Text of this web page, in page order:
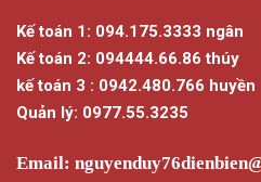
Kế toán 1: 094.175.3333 ngân
Kế toán 2: 094444.66.86 thúy
kế toán 3 : 0942.480.766 huyền
Quản lý: 0977.55.3235
Email: